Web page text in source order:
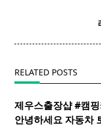
text">Page</span>
RELATED POSTS
제우스출장샵 #캠
안녕하세요 자동차